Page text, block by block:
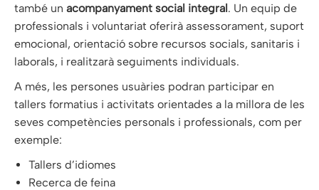
també un acompanyament social integral. Un equip de
professionals i voluntariat oferirà assessorament, suport
emocional, orientació sobre recursos socials, sanitaris i
laborals, i realitzarà seguiments individuals.
A més, les persones usuàries podran participar en
tallers formatius i activitats orientades a la millora de les
seves competències personals i professionals, com per
exemple:
Tallers d’idiomes
Recerca de feina